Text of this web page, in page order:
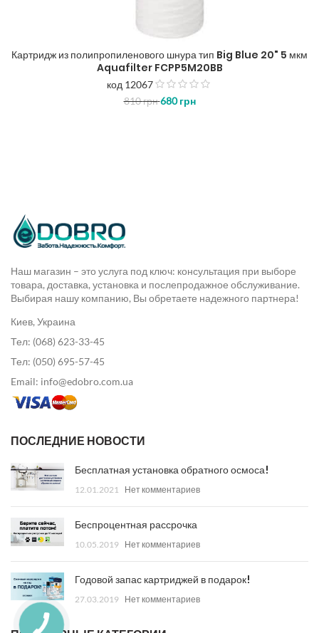
Картридж из полипропиленового шнура тип Big Blue 20" 5 мкм
Aquafilter FCPP5M20BB
код 12067
810грн680грн
Наш магазин – это услуга под ключ: консультация при выборе
товара, доставка, установка и послепродажное обслуживание.
Выбирая нашу компанию, Вы обретаете надежного партнера!
Киев, Украина
Тел: (068) 623-33-45
Тел: (050) 695-57-45
Email: info@edobro.com.ua
ПОСЛЕДНИЕ НОВОСТИ
Бесплатная установка обратного осмоса!
12.01.2021 Нет комментариев
Беспроцентная рассрочка
10.05.2019 Нет комментариев
Годовой запас картриджей в подарок!
27.03.2019 Нет комментариев